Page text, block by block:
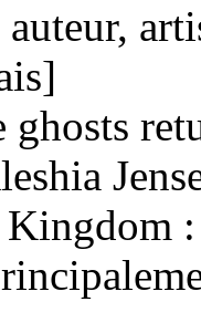
ghosts
Kingdom